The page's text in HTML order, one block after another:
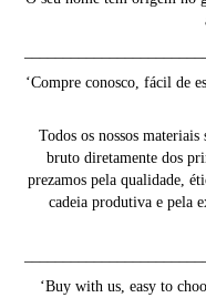
‘Compre conosco, fácil de
Todos os nossos
bruto diretamente dos
prezamos pela qualidade,
cadeia produtiva e pela
‘Buy with us, easy to